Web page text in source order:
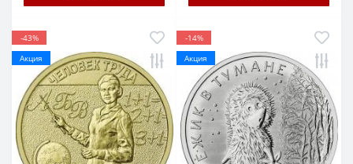
-43%
Акция
-14%
Акция